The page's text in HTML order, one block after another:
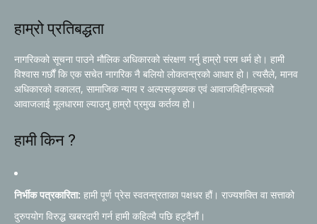
हाम्रो प्रतिबद्धता
नागरिकको सूचना पाउने मौलिक अधिकारको संरक्षण गर्नु हाम्रो परम धर्म हो। हामी
विश्वास गर्छौं कि एक सचेत नागरिक नै बलियो लोकतन्त्रको आधार हो। त्यसैले, मानव
अधिकारको वकालत, सामाजिक न्याय र अल्पसङ्ख्यक एवं आवाजविहीनहरूको
आवाजलाई मूलधारमा ल्याउनु हाम्रो प्रमुख कर्तव्य हो।
हामी किन ?
निर्भीक पत्रकारिता: हामी पूर्ण प्रेस स्वतन्त्रताका पक्षधर हौं। राज्यशक्ति वा सत्ताको
दुरुपयोग विरुद्ध खबरदारी गर्न हामी कहिल्यै पछि हट्दैनौं।